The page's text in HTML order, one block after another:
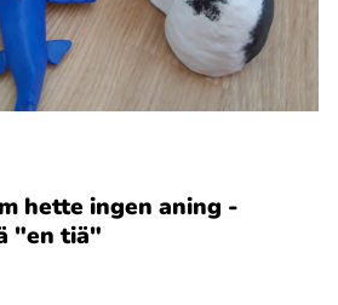
hette ingen aning -
"en tiä"